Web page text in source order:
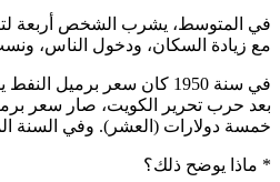
في المتوسط، يشرب الشخص أربعة
مع زيادة السكان، ودخول الناس،
خمسة دولارات (العشر). وفي السنة الماضية، صار سعر برميل النفط 112
* ماذا يوضح ذلك؟